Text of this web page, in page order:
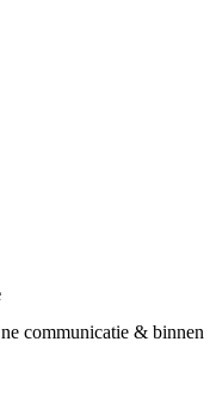
communicatie &